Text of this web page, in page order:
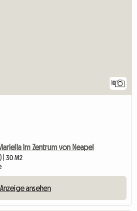
10
Im Zentrum von Neapel
| 30 M2
Anzeige ansehen